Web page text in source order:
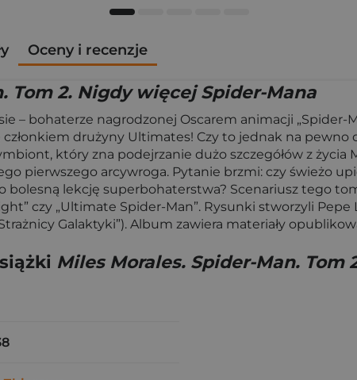
Oceny i recenzje
Tom 2. Nigdy więcej Spider-Mana
– bohaterze nagrodzonej Oscarem animacji „Spider-
drużyny Ultimates! Czy to jednak na
który zna podejrzanie dużo szczegółów z życia
pierwszego arcywroga. Pytanie brzmi: czy świeżo
bolesną lekcję superbohaterstwa? Scenariusz tego
czy „Ultimate Spider-Man”. Rysunki stworzyli Pepe
Galaktyki”). Album zawiera materiały
Miles Morales. Spider-Man.